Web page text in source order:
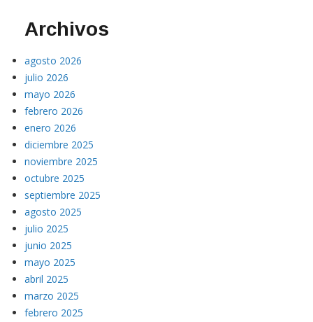
Archivos
agosto 2026
julio 2026
mayo 2026
febrero 2026
enero 2026
diciembre 2025
noviembre 2025
octubre 2025
septiembre 2025
agosto 2025
julio 2025
junio 2025
mayo 2025
abril 2025
marzo 2025
febrero 2025